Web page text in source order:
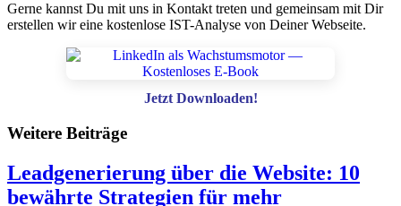
Gerne kannst Du mit uns in Kontakt treten und gemeinsam mit Dir
erstellen wir eine kostenlose IST-Analyse von Deiner Webseite.
Jetzt Downloaden!
Weitere Beiträge
Leadgenerierung über die Website: 10
bewährte Strategien für mehr